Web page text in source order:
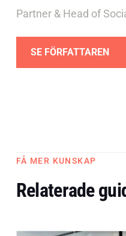
Partner & Head of
SE FÖRFATTAREN
FÅ MER KUNSKAP
Relaterade